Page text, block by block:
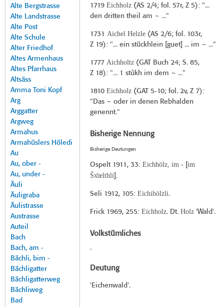
Alte Bergstrasse
Alte Landstrasse
Alte Post
Alte Schule
Alter Friedhof
Altes Armenhaus
Altes Pfarrhaus
Altsäss
Amma Toni Kopf
Arg
Arggatter
Argweg
Armahus
Armahüslers Höledi
Au
Au, ober -
Au, under -
Äuli
Äuligraba
Äulistrasse
Austrasse
Auteil
Bach
Bach, am -
Bächli, bim -
Bächligatter
Bächligatterweg
Bächliweg
Bad
1719 Eichholz(AS 2/4; fol. 57r, Z 5): "...
den dritten theil am ~ ..."
1731 Aichel Helzle(AS 2/6; fol. 103r,
Z 19): "... ein stückhlein [guet] ... im ~ ..."
1777 Aichholtz(GAT Buch 24; S. 85,
Z 18): "... 1 stúkh im dem ~ ..."
1810 Eichholz(GAT 5-10; fol. 2v, Z 7):
"Das ~ oder in denen Rebhalden
genennt."
Bisherige Nennung
Bisherige Deutungen
Ospelt 1911 , 33: Eichhölz, im -[ im
Šx̊œlthli].
Seli 1912, 105: Eichihölzli.
Frick 1969, 255: Eichholz. Dt. Holz'Wald'.
Volkstümliches
-
Deutung
'Eichenwald'.